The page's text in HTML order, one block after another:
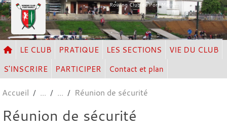
Rowing Club de Port Marly
LE CLUB PRATIQUE LES SECTIONS
VIE DU CLUB
S'INSCRIRE
PARTICIPER Contact et plan
Accueil Réunion de sécurité
Réunion de sécurité
Panneau de gestion des cookies